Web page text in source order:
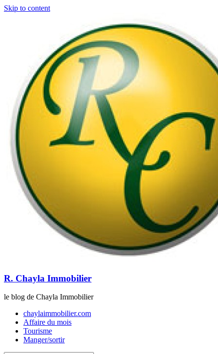
Skip to content
R. Chayla Immobilier
le blog de Chayla Immobilier
chaylaimmobilier.com
Affaire du mois
Tourisme
Manger/sortir